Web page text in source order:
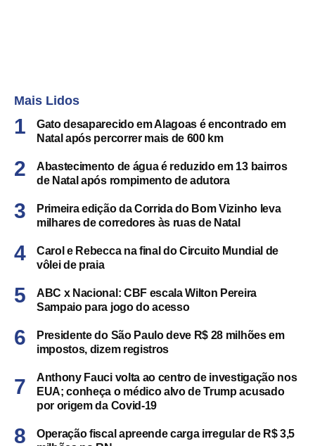
Mais Lidos
Gato desaparecido em Alagoas é encontrado em
Natal após percorrer mais de 600 km
Abastecimento de água é reduzido em 13 bairros
de Natal após rompimento de adutora
Primeira edição da Corrida do Bom Vizinho leva
milhares de corredores às ruas de Natal
Carol e Rebecca na final do Circuito Mundial de
vôlei de praia
ABC x Nacional: CBF escala Wilton Pereira
Sampaio para jogo do acesso
Presidente do São Paulo deve R$ 28 milhões em
impostos, dizem registros
Anthony Fauci volta ao centro de investigação nos
EUA; conheça o médico alvo de Trump acusado
por origem da Covid-19
Operação fiscal apreende carga irregular de R$ 3,5